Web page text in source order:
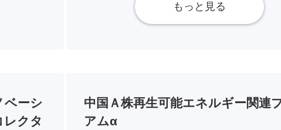
もっと見る
ベーシ
レクタ
中国Ａ株再生可能エネルギー関連
アムα